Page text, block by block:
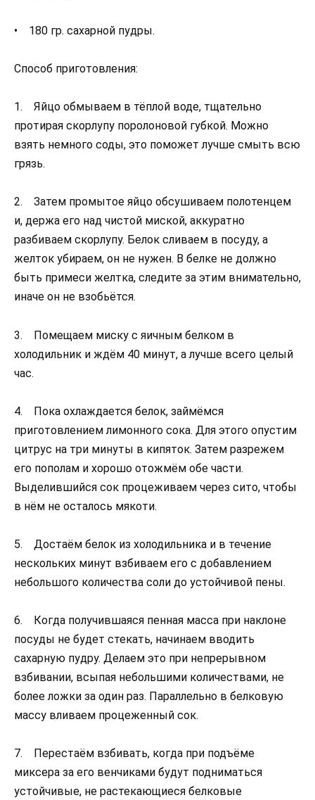
• 180 гр. сахарной пудры.
Способ приготовления:
1. Яйцо обмываем в тёплой воде, тщательно
протирая скорлупу поролоновой губкой. Можно
взять немного соды, это поможет лучше смыть всю
грязь.
2. Затем промытое яйцо обсушиваем полотенцем
и, держа его над чистой миской, аккуратно
разбиваем скорлупу. Белок сливаем в посуду, а
желток убираем, он не нужен. В белке не должно
быть примеси желтка, следите за этим внимательно,
иначе он не взобьётся.
3. Помещаем миску с яичным белком в
холодильник и ждём 40 минут, а лучше всего целый
час.
4. Пока охлаждается белок, займёмся
приготовлением лимонного сока. Для этого опустим
цитрус на три минуты в кипяток. Затем разрежем
его пополам и хорошо отожмём обе части.
Выделившийся сок процеживаем через сито, чтобы
в нём не осталось мякоти.
5. Достаём белок из холодильника и в течение
нескольких минут взбиваем его с добавлением
небольшого количества соли до устойчивой пены.
6. Когда получившаяся пенная масса при наклоне
посуды не будет стекать, начинаем вводить
сахарную пудру. Делаем это при непрерывном
взбивании, всыпая небольшими количествами, не
более ложки за один раз. Параллельно в белковую
массу вливаем процеженный сок.
7. Перестаём взбивать, когда при подъёме
миксера за его венчиками будут подниматься
устойчивые, не растекающиеся белковые